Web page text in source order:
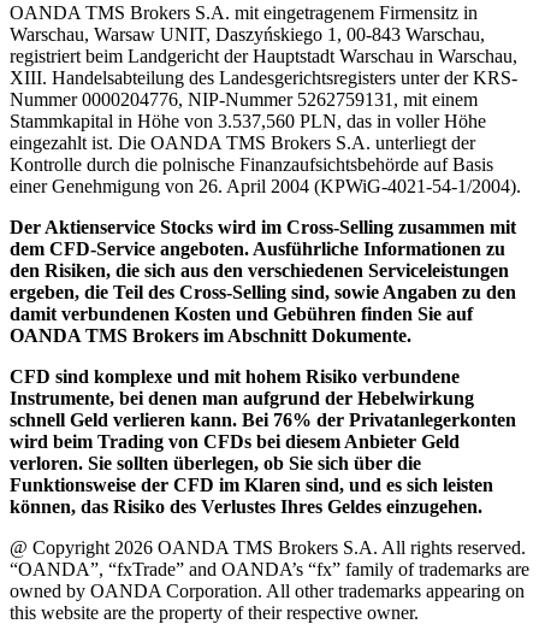
OANDA TMS Brokers S.A. mit eingetragenem Firmensitz in
Warschau, Warsaw UNIT, Daszyńskiego 1, 00-843 Warschau,
registriert beim Landgericht der Hauptstadt Warschau in Warschau,
XIII. Handelsabteilung des Landesgerichtsregisters unter der KRS-
Nummer 0000204776, NIP-Nummer 5262759131, mit einem
Stammkapital in Höhe von 3.537,560 PLN, das in voller Höhe
eingezahlt ist. Die OANDA TMS Brokers S.A. unterliegt der
Kontrolle durch die polnische Finanzaufsichtsbehörde auf Basis
einer Genehmigung von 26. April 2004 (KPWiG-4021-54-1/2004).
Der Aktienservice Stocks wird im Cross-Selling zusammen mit
dem CFD-Service angeboten. Ausführliche Informationen zu
den Risiken, die sich aus den verschiedenen Serviceleistungen
ergeben, die Teil des Cross-Selling sind, sowie Angaben zu den
damit verbundenen Kosten und Gebühren finden Sie auf
OANDA TMS Brokers im Abschnitt Dokumente.
CFD sind komplexe und mit hohem Risiko verbundene
Instrumente, bei denen man aufgrund der Hebelwirkung
schnell Geld verlieren kann. Bei 76% der Privatanlegerkonten
wird beim Trading von CFDs bei diesem Anbieter Geld
verloren. Sie sollten überlegen, ob Sie sich über die
Funktionsweise der CFD im Klaren sind, und es sich leisten
können, das Risiko des Verlustes Ihres Geldes einzugehen.
@ Copyright 2026 OANDA TMS Brokers S.A. All rights reserved.
“OANDA”, “fxTrade” and OANDA’s “fx” family of trademarks are
owned by OANDA Corporation. All other trademarks appearing on
this website are the property of their respective owner.